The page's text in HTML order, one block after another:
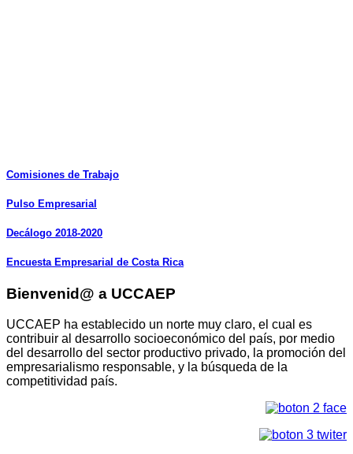
Comisiones de Trabajo
Pulso Empresarial
Decálogo 2018-2020
Encuesta Empresarial de Costa Rica
Bienvenid@ a UCCAEP
UCCAEP ha establecido un norte muy claro, el cual es
contribuir al desarrollo socioeconómico del país, por medio
del desarrollo del sector productivo privado, la promoción del
empresarialismo responsable, y la búsqueda de la
competitividad país.